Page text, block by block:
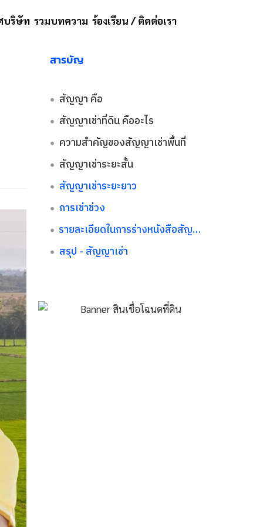
บริษัท รวมบทความ ร้องเรียน / ติดต่อเรา
สารบัญ
สัญญา คือ
สัญญาเช่าที่ดิน คืออะไร
ความสำคัญของสัญญาเช่าพื้นที่
สัญญาเช่าระยะสั้น
สัญญาเช่าระยะยาว
การเช่าช่วง
รายละเอียดในการร่างหนังสือสัญญาเช่า
สรุป - สัญญาเช่า